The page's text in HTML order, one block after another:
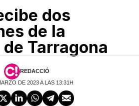
dos
de la
Tarragona
REDACCIÓ
DE 2023 A LAS 13:31H